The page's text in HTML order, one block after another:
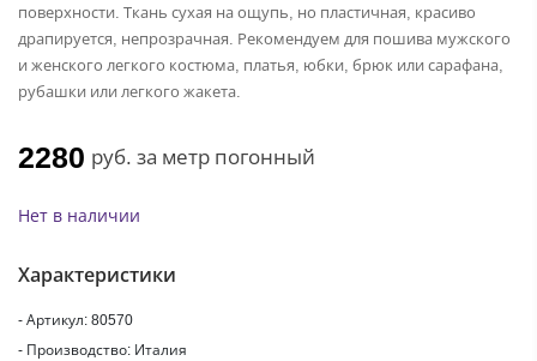
поверхности. Ткань сухая на ощупь, но пластичная, красиво
драпируется, непрозрачная. Рекомендуем для пошива мужского
и женского легкого костюма, платья, юбки, брюк или сарафана,
рубашки или легкого жакета.
2280 руб. за метр погонный
Нет в наличии
Характеристики
- Артикул: 80570
- Производство: Италия